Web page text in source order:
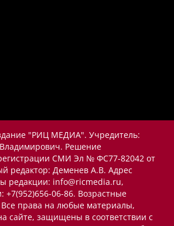
"РИЦ МЕДИА". Учредитель:
Решение
СМИ Эл № ФС77-82042 от
редактор: Деменев А.В. Адрес
редакции: info@ricmedia.ru,
+7(952)656-06-86. Возрастные
права на любые материалы,
сайте, защищены в соответствии с